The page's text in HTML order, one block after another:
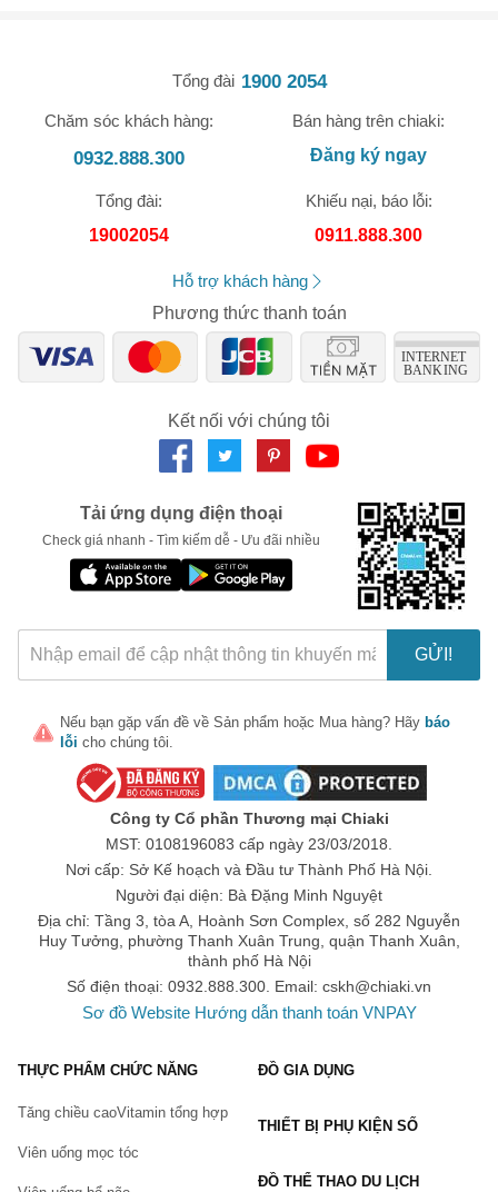
Tổng đài 1900 2054
Chăm sóc khách hàng:
0932.888.300
Bán hàng trên chiaki:
Đăng ký ngay
Tổng đài:
19002054
Khiếu nại, báo lỗi:
0911.888.300
Hỗ trợ khách hàng
Phương thức thanh toán
Kết nối với chúng tôi
Tải ứng dụng điện thoại
Check giá nhanh - Tìm kiếm dễ - Ưu đãi nhiều
GỬI!
Nếu bạn gặp vấn đề về Sản phẩm hoặc Mua hàng? Hãy báo
lỗi cho chúng tôi.
Công ty Cổ phần Thương mại Chiaki
MST: 0108196083 cấp ngày 23/03/2018.
Nơi cấp: Sở Kế hoạch và Đầu tư Thành Phố Hà Nội.
Người đại diện: Bà Đặng Minh Nguyệt
Địa chỉ: Tầng 3, tòa A, Hoành Sơn Complex, số 282 Nguyễn
Huy Tưởng, phường Thanh Xuân Trung, quận Thanh Xuân,
thành phố Hà Nội
Số điện thoại: 0932.888.300. Email: cskh@chiaki.vn
Sơ đồ Website Hướng dẫn thanh toán VNPAY
THỰC PHẨM CHỨC NĂNG
Tăng chiều caoVitamin tổng hợp
Viên uống mọc tóc
ĐỒ GIA DỤNG
THIẾT BỊ PHỤ KIỆN SỐ
ĐỒ THỂ THAO DU LỊCH
Số lần áp dụng:1lần
Chỉ áp dụng cho gian hàng:
Ngày hết hạn:
LẤY MÃ NGAY